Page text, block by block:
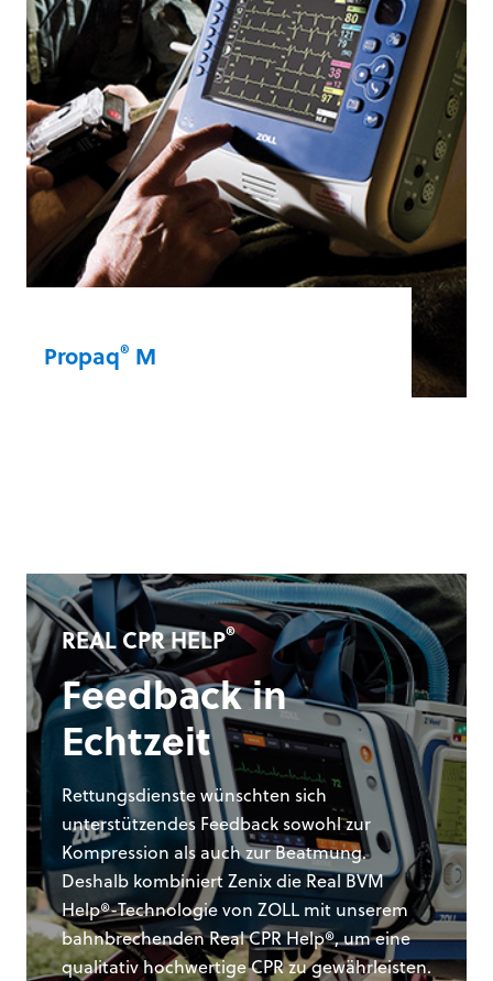
Überwachungsfunktionen.
Propaq® MD
Propaq® M
Propaq® M
REAL CPR HELP®
Feedback in
Echtzeit
Rettungsdienste wünschten sich
unterstützendes Feedback sowohl zur
Kompression als auch zur Beatmung.
Deshalb kombiniert Zenix die Real BVM
Help®-Technologie von ZOLL mit unserem
bahnbrechenden Real CPR Help®, um eine
qualitativ hochwertige CPR zu gewährleisten.